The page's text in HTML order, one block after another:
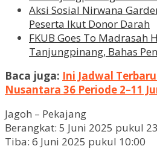
Aksi Sosial Nirwana
Peserta Ikut Donor Darah
FKUB Goes To Madrasah
Tanjungpinang, Bahas
Baca juga: Ini Jadwal
Nusantara 36 Periode 2–11
Jagoh – Pekajang
Berangkat: 5 Juni 2025 pukul
Tiba: 6 Juni 2025 pukul 10:00